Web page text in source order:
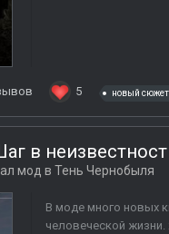
5 новый сюжет
в
мод в Тень Чернобыля
В моде много новых
человеческой